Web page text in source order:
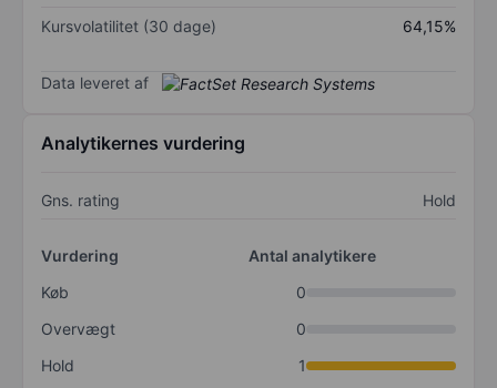
Kursvolatilitet (30 dage)
64,15%
Data leveret af
Analytikernes vurdering
Gns. rating Hold
Vurdering
Antal analytikere
Køb
0
Overvægt
0
Hold
1